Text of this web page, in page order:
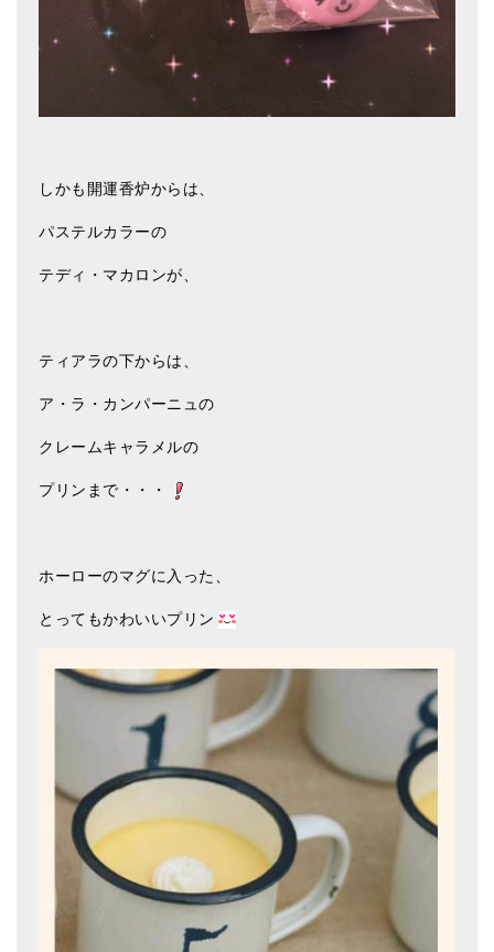
しかも開運香炉からは、
パステルカラーの
テディ・マカロンが、
ティアラの下からは、
ア・ラ・カンパーニュの
クレームキャラメルの
プリンまで・・・
ホーローのマグに入った、
とってもかわいいプリン